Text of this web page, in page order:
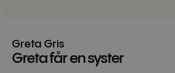
Greta Gris
Greta får en syster